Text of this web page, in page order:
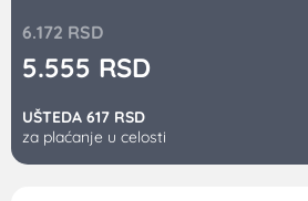
6.172 RSD
5.555 RSD
UŠTEDA 617 RSD
za plaćanje u celosti